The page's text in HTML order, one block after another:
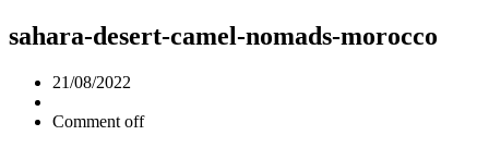
sahara-desert-camel-nomads-morocco
21/08/2022
Comment off